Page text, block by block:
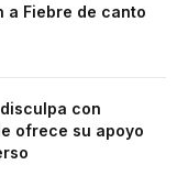
a Fiebre de canto
con
ofrece su apoyo